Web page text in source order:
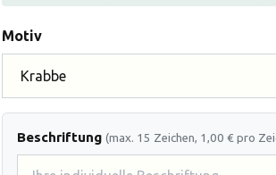
Motivauswählen
Beschriftung (max. 15 Zeichen, 1,00 € pro